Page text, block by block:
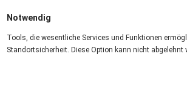
Notwendig
Tools, die wesentliche Services und Funktionen
Standortsicherheit. Diese Option kann nicht abgelehnt